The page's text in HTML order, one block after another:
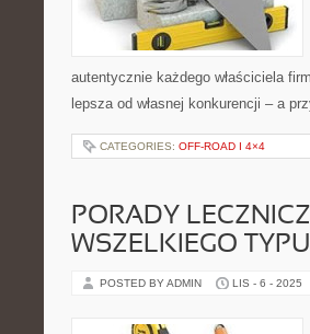
autentycznie każdego właściciela
lepsza od własnej konkurencji – a
CATEGORIES: OFF-ROAD I 4×4
PORADY
WSZELKIEGO
POSTED BY ADMIN LIS - 6 - 2025